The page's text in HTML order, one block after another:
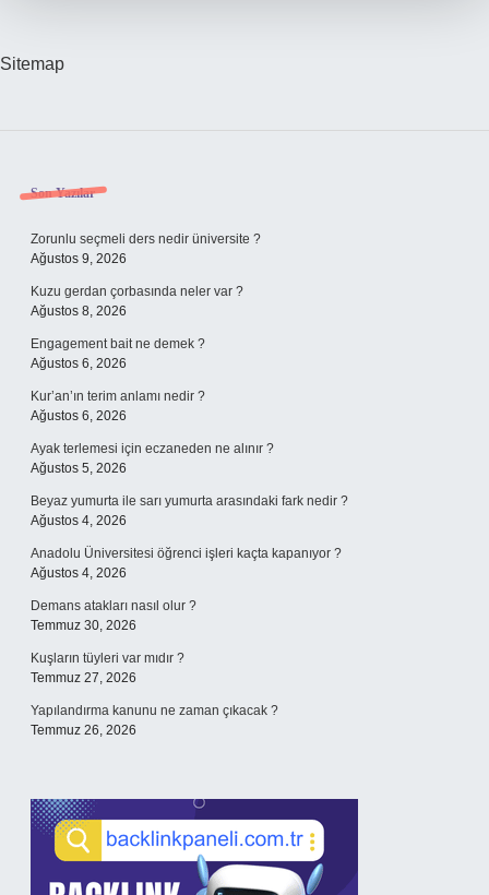
Sitemap
Sidebar
Son Yazılar
Zorunlu seçmeli ders nedir üniversite ?
Ağustos 9, 2026
Kuzu gerdan çorbasında neler var ?
Ağustos 8, 2026
Engagement bait ne demek ?
Ağustos 6, 2026
Kur’an’ın terim anlamı nedir ?
Ağustos 6, 2026
Ayak terlemesi için eczaneden ne alınır ?
Ağustos 5, 2026
Beyaz yumurta ile sarı yumurta arasındaki fark nedir ?
Ağustos 4, 2026
Anadolu Üniversitesi öğrenci işleri kaçta kapanıyor ?
Ağustos 4, 2026
Demans atakları nasıl olur ?
Temmuz 30, 2026
Kuşların tüyleri var mıdır ?
Temmuz 27, 2026
Yapılandırma kanunu ne zaman çıkacak ?
Temmuz 26, 2026